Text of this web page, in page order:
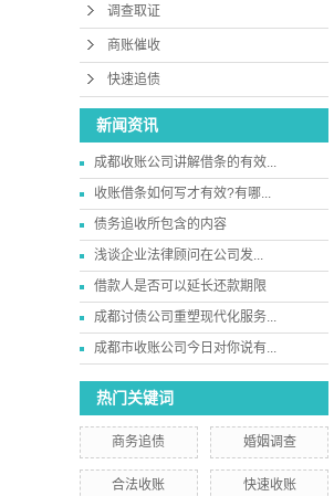
调查取证
商账催收
快速追债
新闻资讯
成都收账公司讲解借条的有效...
收账借条如何写才有效?有哪...
债务追收所包含的内容
​浅谈企业法律顾问在公司发...
借款人是否可以延长还款期限
成都讨债公司重塑现代化服务...
成都市收账公司今日对你说有...
热门关键词
商务追债 婚姻调查
合法收账 快速收账